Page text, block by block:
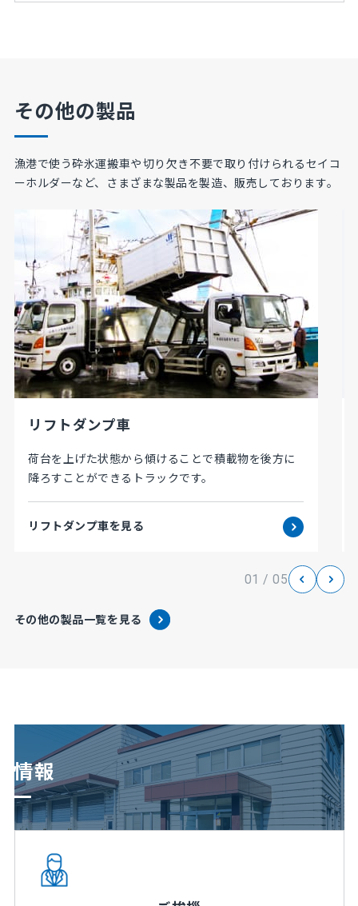
その他の製品
漁港で使う砕氷運搬車や⁨⁩切り欠き不要で取り付けられるセイコ
ーホルダーなど、さまざまな製品を製造、販売しております。
その他の製品一覧を見る
リフトダンプ車
荷台を上げた状態から傾けることで積載物を後方に
降ろすことができるトラックです。
リフトダンプ車を見る
01 / 05
情報